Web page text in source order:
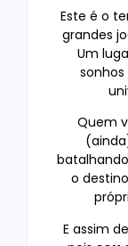
Este é o
grandes
Um
Quem
o
E assim